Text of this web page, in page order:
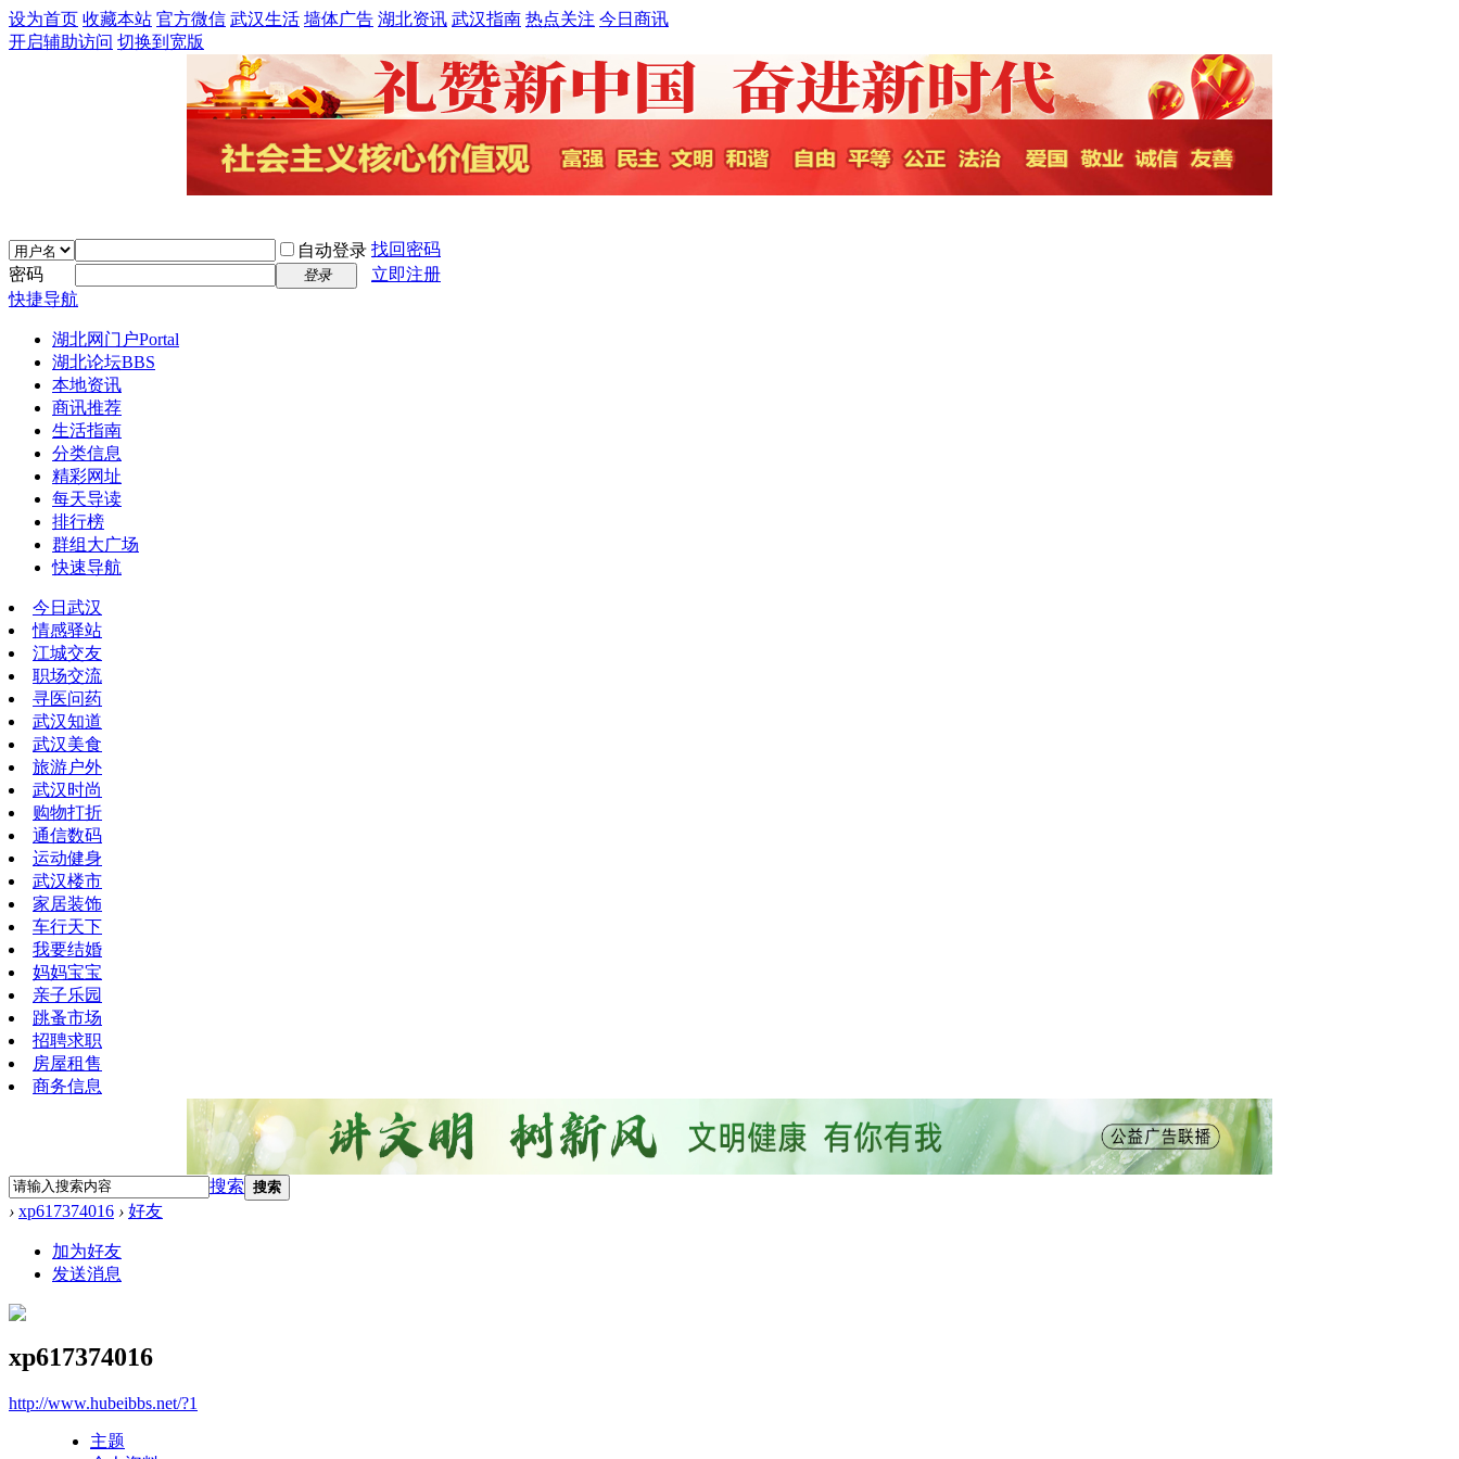
设为首页 收藏本站 官方微信 武汉生活 墙体广告 湖北资讯 武汉指南 热点关注 今日商讯
开启辅助访问 切换到宽版
自动登录 找回密码
密码
登录
立即注册
快捷导航
湖北网门户Portal
湖北论坛BBS
本地资讯
商讯推荐
生活指南
分类信息
精彩网址
每天导读
排行榜
群组大广场
快速导航
今日武汉
情感驿站
江城交友
职场交流
寻医问药
武汉知道
武汉美食
旅游户外
武汉时尚
购物打折
通信数码
运动健身
武汉楼市
家居装饰
车行天下
我要结婚
妈妈宝宝
亲子乐园
跳蚤市场
招聘求职
房屋租售
商务信息
搜索 搜索
› xp617374016 › 好友
加为好友
发送消息
xp617374016
http://www.hubeibbs.net/?1
主题